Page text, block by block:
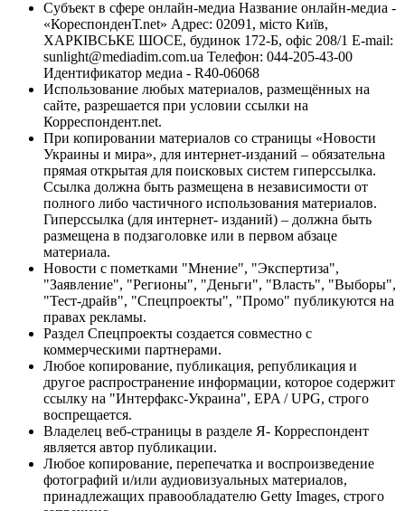
Субъект в сфере онлайн-медиа Название онлайн-медиа -
«КореспонденТ.net» Адрес: 02091, місто Київ,
ХАРКІВСЬКЕ ШОСЕ, будинок 172-Б, офіс 208/1 E-mail:
sunlight@mediadim.com.ua Телефон: 044-205-43-00
Идентификатор медиа - R40-06068
Использование любых материалов, размещённых на
сайте, разрешается при условии ссылки на
Корреспондент.net.
При копировании материалов со страницы «Новости
Украины и мира», для интернет-изданий – обязательна
прямая открытая для поисковых систем гиперссылка.
Ссылка должна быть размещена в независимости от
полного либо частичного использования материалов.
Гиперссылка (для интернет- изданий) – должна быть
размещена в подзаголовке или в первом абзаце
материала.
Новости с пометками "Мнение", "Экспертиза",
"Заявление", "Регионы", "Деньги", "Власть", "Выборы",
"Тест-драйв", "Спецпроекты", "Промо" публикуются на
правах рекламы.
Раздел Спецпроекты создается совместно с
коммерческими партнерами.
Любое копирование, публикация, републикация и
другое распространение информации, которое содержит
ссылку на "Интерфакс-Украина", EPA / UPG, строго
воспрещается.
Владелец веб-страницы в разделе Я- Корреспондент
является автор публикации.
Любое копирование, перепечатка и воспроизведение
фотографий и/или аудиовизуальных материалов,
принадлежащих правообладателю Getty Images, строго